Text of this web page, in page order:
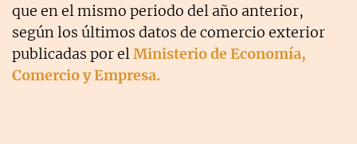
que en el mismo periodo del año anterior,
según los últimos datos de comercio exterior
publicadas por elMinisterio de Economía,
Comercio y Empresa.